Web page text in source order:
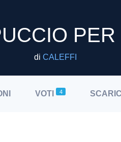
di CALEFFI
VOTI 4